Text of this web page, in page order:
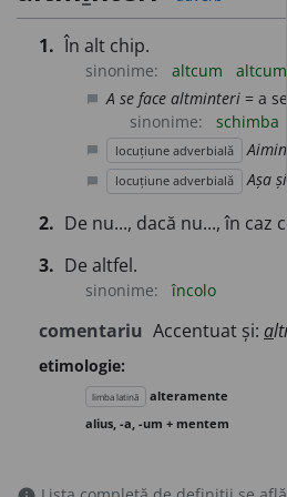
1. În alt chip.
sinonime: altcum
chat_bubble A se face altminteri = a
sinonime:
schimba
chat_bubble locuțiune adverbială
locuțiune adverbială Așa
2. De nu..., dacă nu..., în caz
3. De altfel.
sinonime: încolo
comentariu Accentuat și: a
etimologie:
limba latină
alteramente
alius, -a, -um + mentem